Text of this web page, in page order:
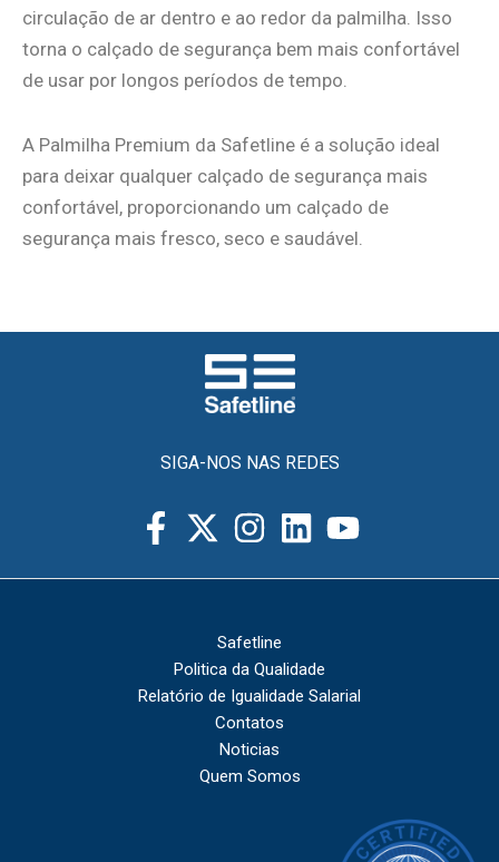
circulação de ar dentro e ao redor da palmilha. Isso
torna o calçado de segurança bem mais confortável
de usar por longos períodos de tempo.
A Palmilha Premium da Safetline é a solução ideal
para deixar qualquer calçado de segurança mais
confortável, proporcionando um calçado de
segurança mais fresco, seco e saudável.
SIGA-NOS NAS REDES
Safetline
Politica da Qualidade
Relatório de Igualidade Salarial
Contatos
Noticias
Quem Somos